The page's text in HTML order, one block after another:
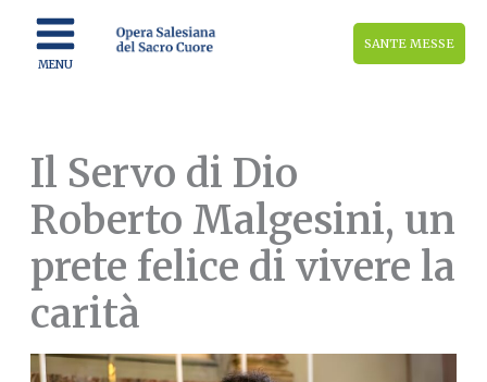
contenuto
MENU
SANTE MESSE
Il Servo di Dio
Roberto Malgesini, un
prete felice di vivere la
carità